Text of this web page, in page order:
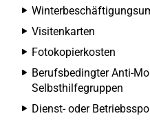
Visitenkarten
Fotokopierkosten
Berufsbedingter Anti-
Selbsthilfegruppen
Dienst- oder